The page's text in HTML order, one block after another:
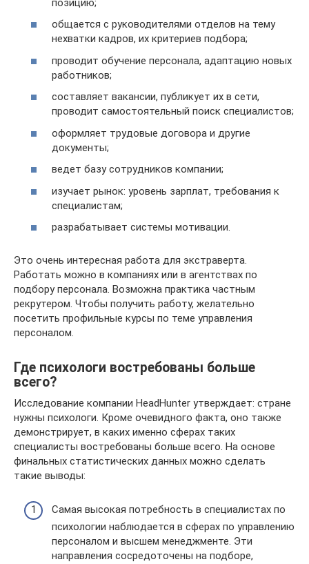
общается с руководителями отделов на тему
нехватки кадров, их критериев подбора;
проводит обучение персонала, адаптацию новых
работников;
составляет вакансии, публикует их в сети,
проводит самостоятельный поиск специалистов;
оформляет трудовые договора и другие
документы;
ведет базу сотрудников компании;
изучает рынок: уровень зарплат, требования к
специалистам;
разрабатывает системы мотивации.
Это очень интересная работа для экстраверта.
Работать можно в компаниях или в агентствах по
подбору персонала. Возможна практика частным
рекрутером. Чтобы получить работу, желательно
посетить профильные курсы по теме управления
персоналом.
Где психологи востребованы больше
всего?
Исследование компании HeadHunter утверждает: стране
нужны психологи. Кроме очевидного факта, оно также
демонстрирует, в каких именно сферах таких
специалисты востребованы больше всего. На основе
финальных статистических данных можно сделать
такие выводы:
Самая высокая потребность в специалистах по
психологии наблюдается в сферах по управлению
персоналом и высшем менеджменте. Эти
направления сосредоточены на подборе,